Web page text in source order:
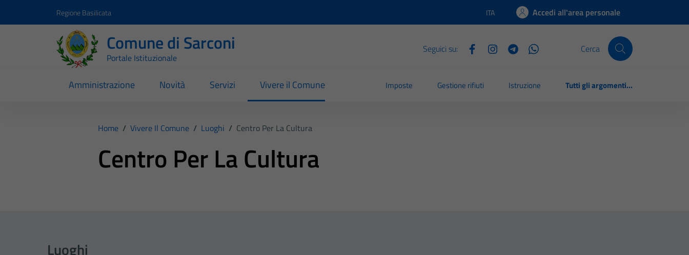
Regione Basilicata Lingua attiva:
ITA Accedi all'area personale
Comune di Sarconi
Portale Istituzionale
Seguici su: Cerca
Amministrazione Novità Servizi Vivere il Comune Imposte Gestione rifiuti Istruzione Tutti gli argomenti...
Home / Vivere Il Comune / Luoghi / Centro Per La Cultura
Centro Per La Cultura
Luoghi